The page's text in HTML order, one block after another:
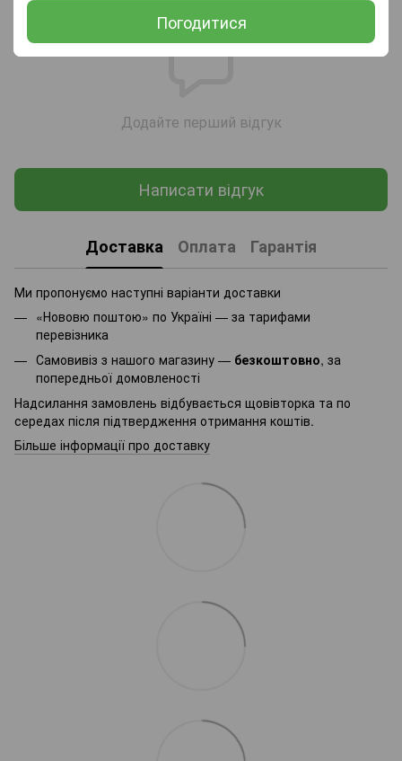
Погодитися
Додайте перший відгук
Написати відгук
Доставка Оплата Гарантія
Ми пропонуємо наступні варіанти доставки
«Нововю поштою» по Україні — за тарифами
перевізника
Самовивіз з нашого магазину — безкоштовно, за
попередньої домовленості
Надсилання замовлень відбувається щовівторка та по
середах після підтвердження отримання коштів.
Більше інформації про доставку